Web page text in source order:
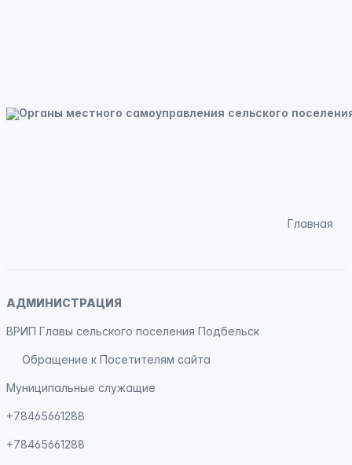
Главная
АДМИНИСТРАЦИЯ
ВРИП Главы сельского поселения Подбельск
Обращение к Посетителям сайта
Муниципальные служащие
+78465661288
+78465661288